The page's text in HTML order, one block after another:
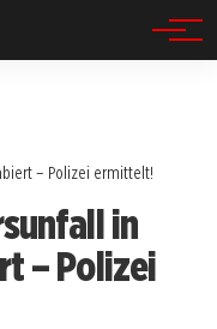
– Polizei ermittelt!
in
– Polizei